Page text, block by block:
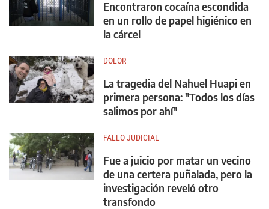
Encontraron cocaína escondida
en un rollo de papel higiénico en
la cárcel
DOLOR
La tragedia del Nahuel Huapi en
primera persona: "Todos los días
salimos por ahí"
FALLO JUDICIAL
Fue a juicio por matar un vecino
de una certera puñalada, pero la
investigación reveló otro
transfondo